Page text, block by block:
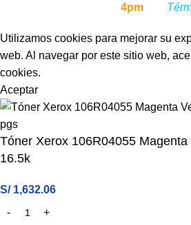
4pm,
Utilizamos cookies para mejorar su
web. Al navegar por este sitio web,
cookies.
Aceptar
Tóner Xerox 106R04055
16.5k
S/1,632.06